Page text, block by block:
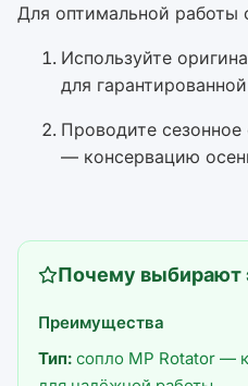
Для оптимальной работы
Используйте
для
Проводите
— консервацию
Почему выбирают
Преимущества
Тип: сопло MP Rotator —